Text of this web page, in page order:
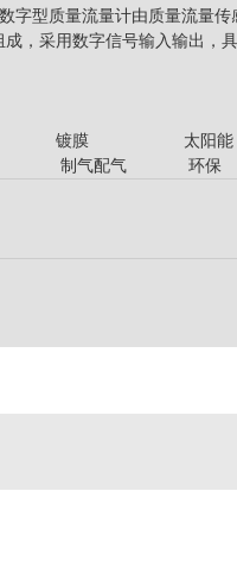
字型质量流量计由质量流量
成，采用数字信号输入输出，
镀膜 太阳能
金 制气配气 环